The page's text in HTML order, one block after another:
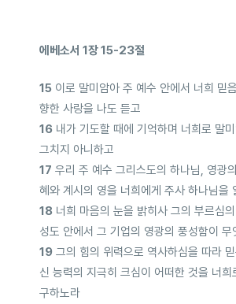
에베소서 1장 15-23절
15이로 말미암아 주 예수 안에서 너희 믿
향한 사랑을 나도 듣고
16내가 기도할 때에 기억하며 너희로 말
그치지 아니하고
17 우리 주 예수 그리스도의 하나님, 영광
혜와 계시의 영을 너희에게 주사 하나님을
18 너희 마음의 눈을 밝히사 그의 부르심
성도 안에서 그 기업의 영광의 풍성함이 무
19그의 힘의 위력으로 역사하심을 따라
신 능력의 지극히 크심이 어떠한 것을 너희
구하노라